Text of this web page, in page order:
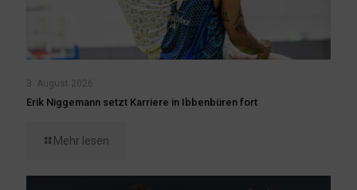
3. August 2026
Erik Niggemann setzt Karriere in Ibbenbüren fort
Mehr lesen